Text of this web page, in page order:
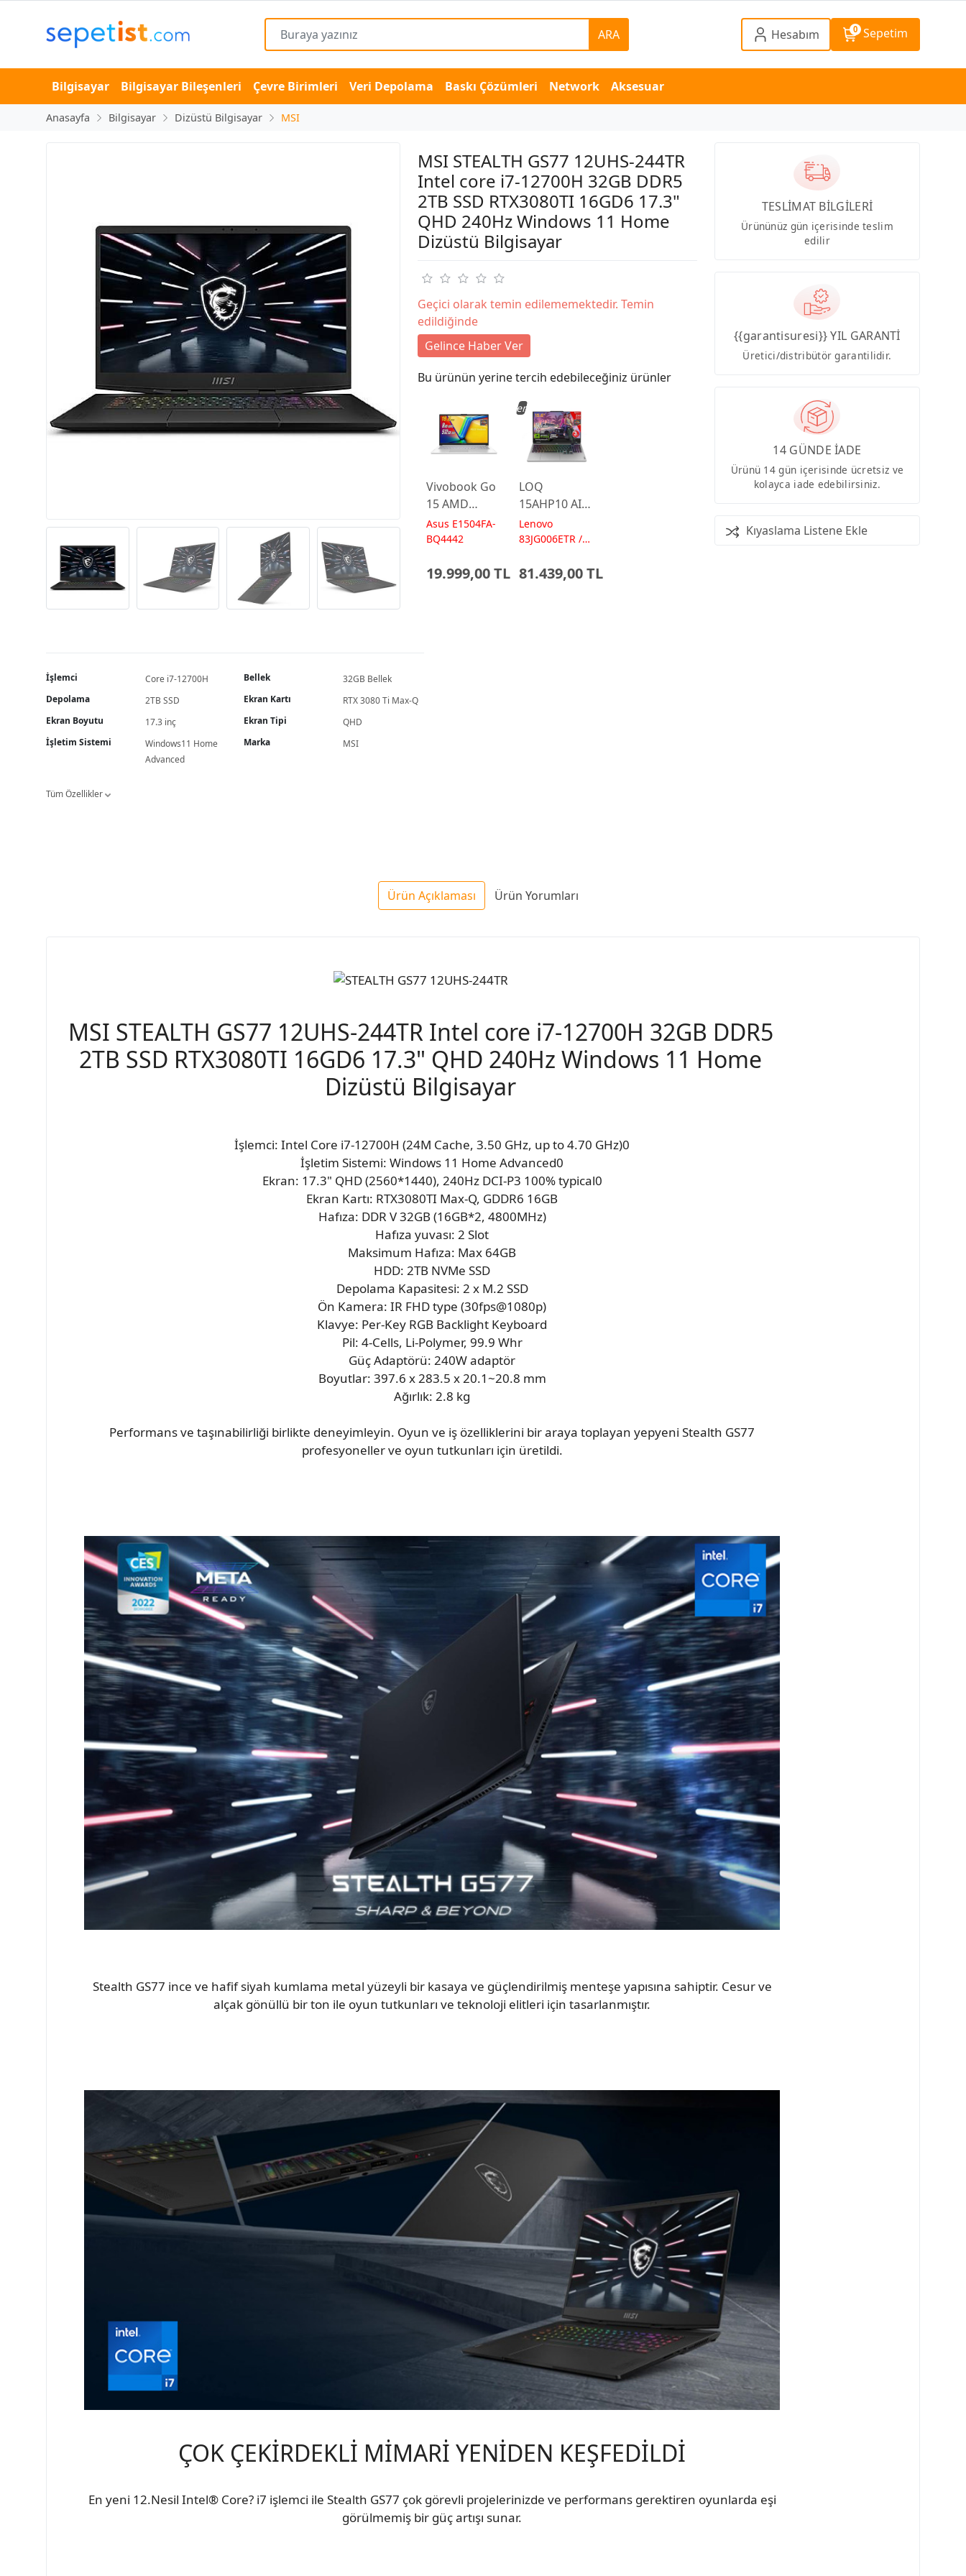
ARA Hesabım 0 Sepetim
Bilgisayar Bilgisayar Bileşenleri Çevre Birimleri Veri Depolama Baskı Çözümleri Network Aksesuar
Anasayfa Bilgisayar Dizüstü Bilgisayar MSI
MSI STEALTH GS77 12UHS-244TR
Intel core i7-12700H 32GB DDR5
2TB SSD RTX3080TI 16GD6 17.3"
QHD 240Hz Windows 11 Home
Dizüstü Bilgisayar
Geçici olarak temin edilememektedir. Temin
edildiğinde
Gelince Haber Ver
Bu ürünün yerine tercih edebileceğiniz ürünler
Vivobook Go
15 AMD
Ryzen 5
7520U 8GB
FreeDos
Asus E1504FA-
BQ4442
19.999,00 TL
LOQ
15AHP10 AI
AMD Ryzen7
250 24GB 1TB
IPS FHD
Lenovo
83JG006ETR /
81.439,00 TL
Yeni
TESLİMAT BİLGİLERİ
Ürününüz gün içerisinde teslim
edilir
{{garantisuresi}} YIL GARANTİ
Üretici/distribütör garantilidir.
14 GÜNDE İADE
Ürünü 14 gün içerisinde ücretsiz ve
kolayca iade edebilirsiniz.
Kıyaslama Listene Ekle
İşlemci Core i7-12700H Bellek
32GB Bellek
Depolama
2TB SSD Ekran Kartı
RTX 3080 Ti Max-Q
Ekran Boyutu
17.3 inç Ekran Tipi
QHD
İşletim Sistemi
Windows11 Home
Advanced
Marka MSI
Tüm Özellikler
Ürün Açıklaması Ürün Yorumları
MSI STEALTH GS77 12UHS-244TR Intel core i7-12700H 32GB DDR5
2TB SSD RTX3080TI 16GD6 17.3" QHD 240Hz Windows 11 Home
Dizüstü Bilgisayar
İşlemci: Intel Core i7-12700H (24M Cache, 3.50 GHz, up to 4.70 GHz)0
İşletim Sistemi: Windows 11 Home Advanced0
Ekran: 17.3" QHD (2560*1440), 240Hz DCI-P3 100% typical0
Ekran Kartı: RTX3080TI Max-Q, GDDR6 16GB
Hafıza: DDR V 32GB (16GB*2, 4800MHz)
Hafıza yuvası: 2 Slot
Maksimum Hafıza: Max 64GB
HDD: 2TB NVMe SSD
Depolama Kapasitesi: 2 x M.2 SSD
Ön Kamera: IR FHD type (30fps@1080p)
Klavye: Per-Key RGB Backlight Keyboard
Pil: 4-Cells, Li-Polymer, 99.9 Whr
Güç Adaptörü: 240W adaptör
Boyutlar: 397.6 x 283.5 x 20.1~20.8 mm
Ağırlık: 2.8 kg
Performans ve taşınabilirliği birlikte deneyimleyin. Oyun ve iş özelliklerini bir araya toplayan yepyeni Stealth GS77
profesyoneller ve oyun tutkunları için üretildi.
Stealth GS77 ince ve hafif siyah kumlama metal yüzeyli bir kasaya ve güçlendirilmiş menteşe yapısına sahiptir. Cesur ve
alçak gönüllü bir ton ile oyun tutkunları ve teknoloji elitleri için tasarlanmıştır.
ÇOK ÇEKİRDEKLİ MİMARİ YENİDEN KEŞFEDİLDİ
En yeni 12.Nesil Intel® Core? i7 işlemci ile Stealth GS77 çok görevli projelerinizde ve performans gerektiren oyunlarda eşi
görülmemiş bir güç artışı sunar.